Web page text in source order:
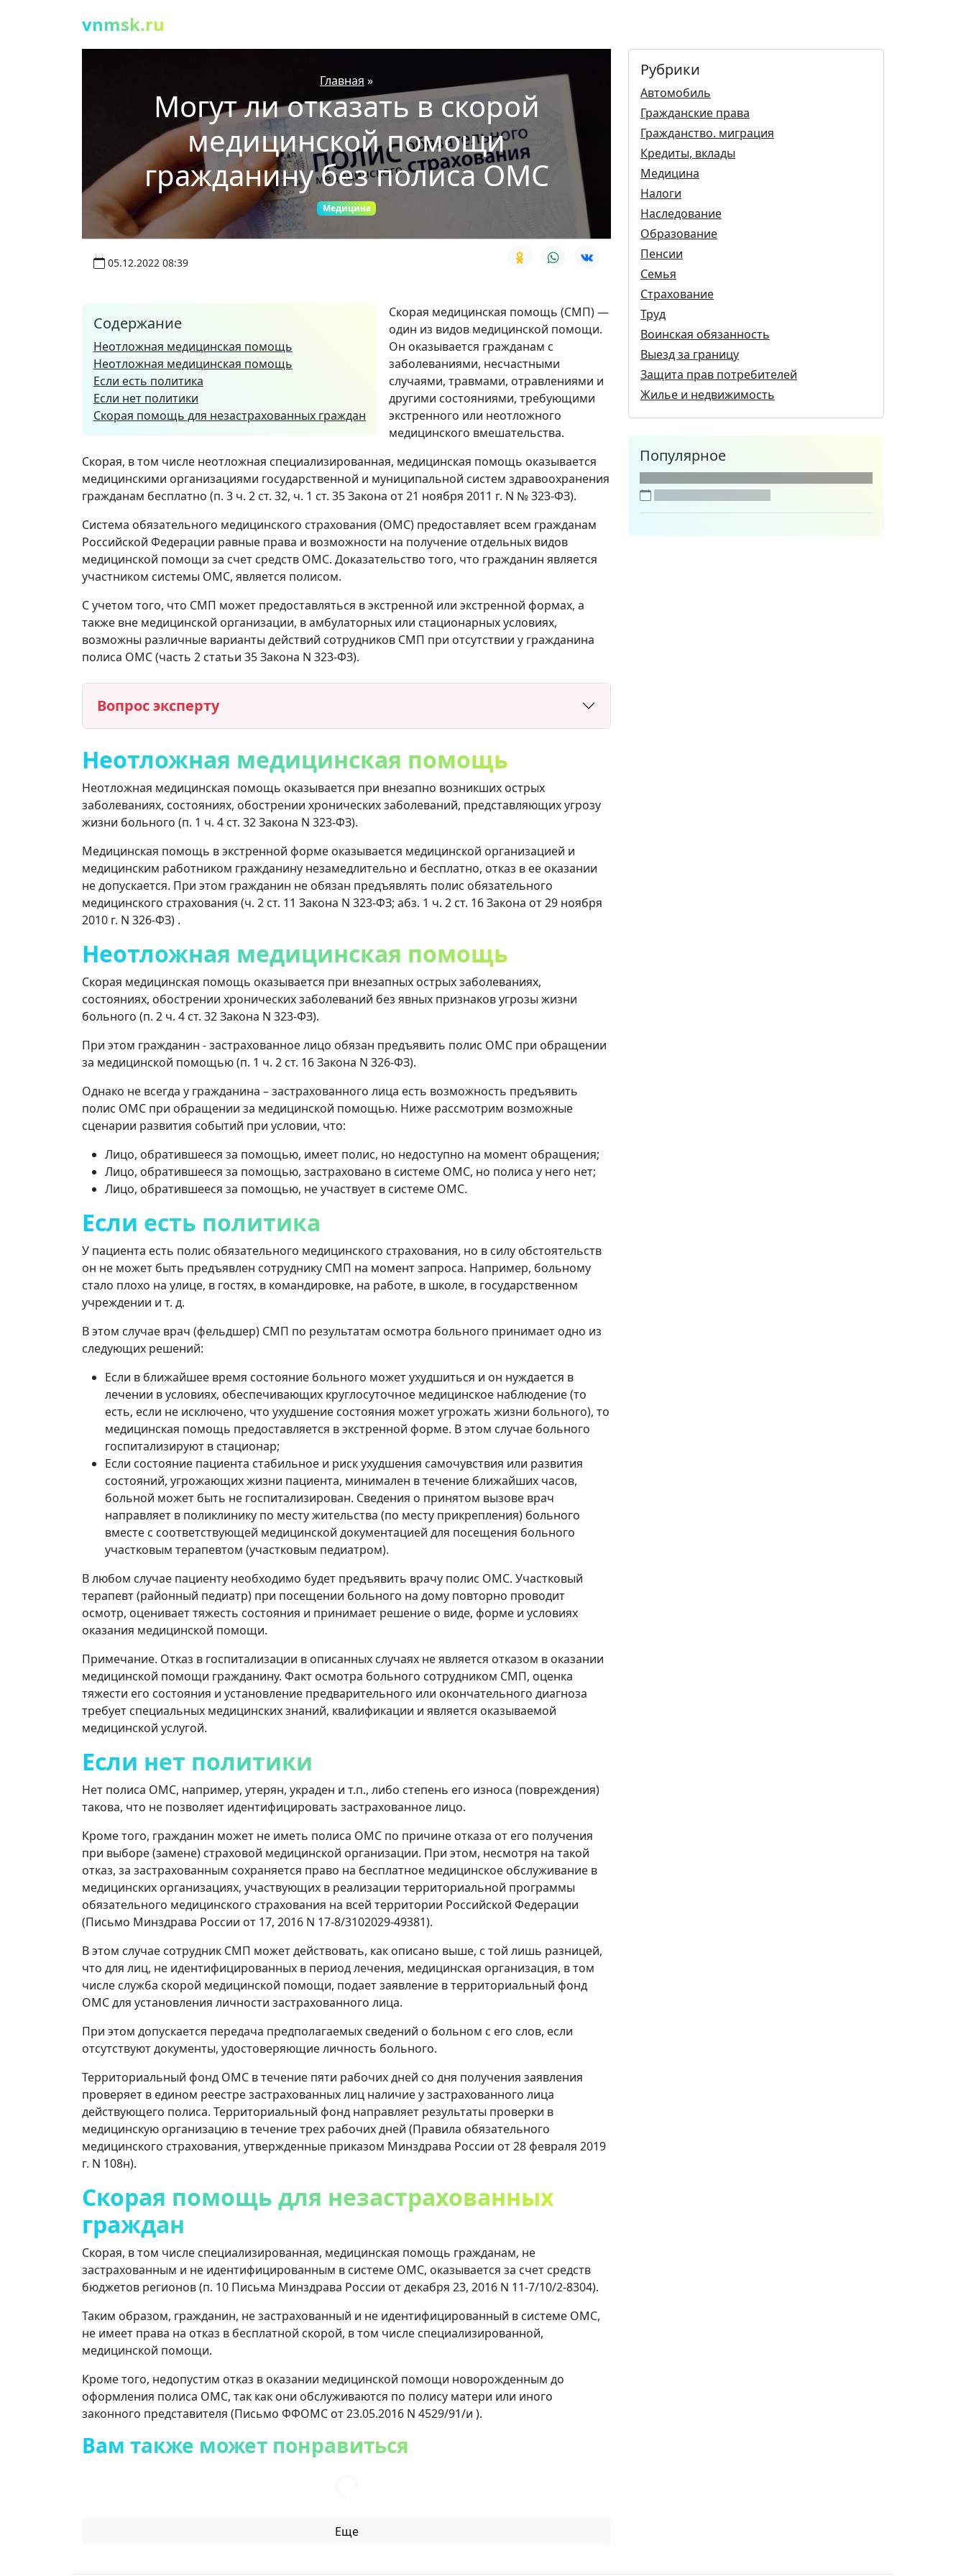
vnmsk.ru
Главная »
Могут ли отказать в скорой
медицинской помощи
гражданину без полиса ОМС
Медицина
05.12.2022 08:39
Содержание
Неотложная медицинская помощь
Неотложная медицинская помощь
Если есть политика
Если нет политики
Скорая помощь для незастрахованных граждан
Скорая медицинская помощь (СМП) —
один из видов медицинской помощи.
Он оказывается гражданам с
заболеваниями, несчастными
случаями, травмами, отравлениями и
другими состояниями, требующими
экстренного или неотложного
медицинского вмешательства.
Скорая, в том числе неотложная специализированная, медицинская помощь оказывается
медицинскими организациями государственной и муниципальной систем здравоохранения
гражданам бесплатно (п. 3 ч. 2 ст. 32, ч. 1 ст. 35 Закона от 21 ноября 2011 г. N № 323-ФЗ).
Система обязательного медицинского страхования (ОМС) предоставляет всем гражданам
Российской Федерации равные права и возможности на получение отдельных видов
медицинской помощи за счет средств ОМС. Доказательство того, что гражданин является
участником системы ОМС, является полисом.
С учетом того, что СМП может предоставляться в экстренной или экстренной формах, а
также вне медицинской организации, в амбулаторных или стационарных условиях,
возможны различные варианты действий сотрудников СМП при отсутствии у гражданина
полиса ОМС (часть 2 статьи 35 Закона N 323-ФЗ).
Вопрос эксперту
Неотложная медицинская помощь
Неотложная медицинская помощь оказывается при внезапно возникших острых
заболеваниях, состояниях, обострении хронических заболеваний, представляющих угрозу
жизни больного (п. 1 ч. 4 ст. 32 Закона N 323-ФЗ).
Медицинская помощь в экстренной форме оказывается медицинской организацией и
медицинским работником гражданину незамедлительно и бесплатно, отказ в ее оказании
не допускается. При этом гражданин не обязан предъявлять полис обязательного
медицинского страхования (ч. 2 ст. 11 Закона N 323-ФЗ; абз. 1 ч. 2 ст. 16 Закона от 29 ноября
2010 г. N 326-ФЗ) .
Неотложная медицинская помощь
Скорая медицинская помощь оказывается при внезапных острых заболеваниях,
состояниях, обострении хронических заболеваний без явных признаков угрозы жизни
больного (п. 2 ч. 4 ст. 32 Закона N 323-ФЗ).
При этом гражданин - застрахованное лицо обязан предъявить полис ОМС при обращении
за медицинской помощью (п. 1 ч. 2 ст. 16 Закона N 326-ФЗ).
Однако не всегда у гражданина – застрахованного лица есть возможность предъявить
полис ОМС при обращении за медицинской помощью. Ниже рассмотрим возможные
сценарии развития событий при условии, что:
Лицо, обратившееся за помощью, имеет полис, но недоступно на момент обращения;
Лицо, обратившееся за помощью, застраховано в системе ОМС, но полиса у него нет;
Лицо, обратившееся за помощью, не участвует в системе ОМС.
Если есть политика
У пациента есть полис обязательного медицинского страхования, но в силу обстоятельств
он не может быть предъявлен сотруднику СМП на момент запроса. Например, больному
стало плохо на улице, в гостях, в командировке, на работе, в школе, в государственном
учреждении и т. д.
В этом случае врач (фельдшер) СМП по результатам осмотра больного принимает одно из
следующих решений:
Если в ближайшее время состояние больного может ухудшиться и он нуждается в
лечении в условиях, обеспечивающих круглосуточное медицинское наблюдение (то
есть, если не исключено, что ухудшение состояния может угрожать жизни больного), то
медицинская помощь предоставляется в экстренной форме. В этом случае больного
госпитализируют в стационар;
Если состояние пациента стабильное и риск ухудшения самочувствия или развития
состояний, угрожающих жизни пациента, минимален в течение ближайших часов,
больной может быть не госпитализирован. Сведения о принятом вызове врач
направляет в поликлинику по месту жительства (по месту прикрепления) больного
вместе с соответствующей медицинской документацией для посещения больного
участковым терапевтом (участковым педиатром).
В любом случае пациенту необходимо будет предъявить врачу полис ОМС. Участковый
терапевт (районный педиатр) при посещении больного на дому повторно проводит
осмотр, оценивает тяжесть состояния и принимает решение о виде, форме и условиях
оказания медицинской помощи.
Примечание. Отказ в госпитализации в описанных случаях не является отказом в оказании
медицинской помощи гражданину. Факт осмотра больного сотрудником СМП, оценка
тяжести его состояния и установление предварительного или окончательного диагноза
требует специальных медицинских знаний, квалификации и является оказываемой
медицинской услугой.
Если нет политики
Нет полиса ОМС, например, утерян, украден и т.п., либо степень его износа (повреждения)
такова, что не позволяет идентифицировать застрахованное лицо.
Кроме того, гражданин может не иметь полиса ОМС по причине отказа от его получения
при выборе (замене) страховой медицинской организации. При этом, несмотря на такой
отказ, за ​​застрахованным сохраняется право на бесплатное медицинское обслуживание в
медицинских организациях, участвующих в реализации территориальной программы
обязательного медицинского страхования на всей территории Российской Федерации
(Письмо Минздрава России от 17, 2016 N 17-8/3102029-49381).
В этом случае сотрудник СМП может действовать, как описано выше, с той лишь разницей,
что для лиц, не идентифицированных в период лечения, медицинская организация, в том
числе служба скорой медицинской помощи, подает заявление в территориальный фонд
ОМС для установления личности застрахованного лица.
При этом допускается передача предполагаемых сведений о больном с его слов, если
отсутствуют документы, удостоверяющие личность больного.
Территориальный фонд ОМС в течение пяти рабочих дней со дня получения заявления
проверяет в едином реестре застрахованных лиц наличие у застрахованного лица
действующего полиса. Территориальный фонд направляет результаты проверки в
медицинскую организацию в течение трех рабочих дней (Правила обязательного
медицинского страхования, утвержденные приказом Минздрава России от 28 февраля 2019
г. N 108н).
Скорая помощь для незастрахованных
граждан
Скорая, в том числе специализированная, медицинская помощь гражданам, не
застрахованным и не идентифицированным в системе ОМС, оказывается за счет средств
бюджетов регионов (п. 10 Письма Минздрава России от декабря 23, 2016 N 11-7/10/2-8304).
Таким образом, гражданин, не застрахованный и не идентифицированный в системе ОМС,
не имеет права на отказ в бесплатной скорой, в том числе специализированной,
медицинской помощи.
Кроме того, недопустим отказ в оказании медицинской помощи новорожденным до
оформления полиса ОМС, так как они обслуживаются по полису матери или иного
законного представителя (Письмо ФФОМС от 23.05.2016 N 4529/91/и ).
Вам также может понравиться
Еще
Рубрики
Автомобиль
Гражданские права
Гражданство. миграция
Кредиты, вклады
Медицина
Налоги
Наследование
Образование
Пенсии
Семья
Страхование
Труд
Воинская обязанность
Выезд за границу
Защита прав потребителей
Жилье и недвижимость
Популярное